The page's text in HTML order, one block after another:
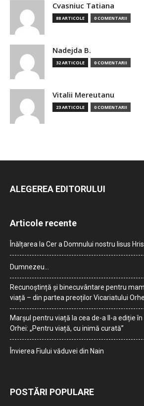
Cvasniuc Tatiana
88 ARTICOLE 0 COMENTARII
Nadejda B.
32 ARTICOLE 0 COMENTARII
Vitalii Mereutanu
23 ARTICOLE 0 COMENTARII
ALEGEREA EDITORULUI
Articole recente
Înălțarea la Cer a Domnului nostru Iisus
Dumnezeu…
Recunoștință și binecuvântare pentru
viață – din partea preoților Vicariatului
Marșul pentru viață la cea de-a II-a ediție în
Orhei: „Pentru viață, cu inimă curată”
Învierea Fiului văduvei din Nain
POSTĂRI POPULARE